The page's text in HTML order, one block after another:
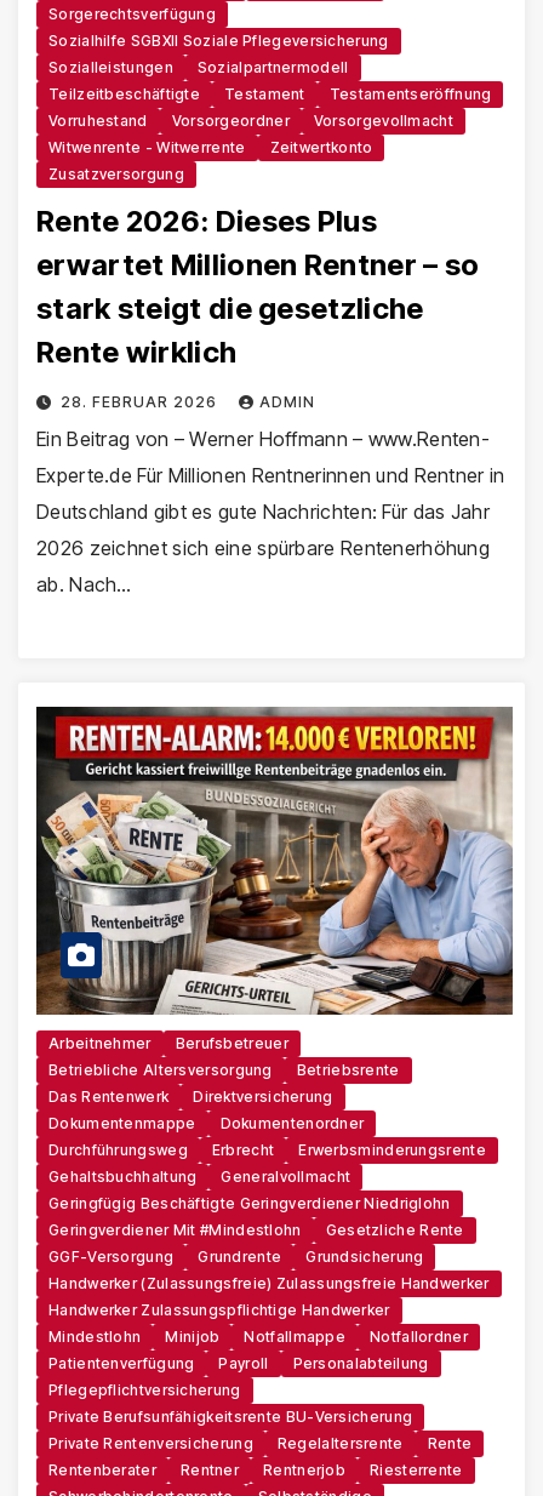
Sorgerechtsverfügung
Sozialhilfe SGBXII Soziale Pflegeversicherung
Sozialleistungen
Sozialpartnermodell
Teilzeitbeschäftigte
Testament
Testamentseröffnung
Vorruhestand
Vorsorgeordner
Vorsorgevollmacht
Witwenrente - Witwerrente
Zeitwertkonto
Zusatzversorgung
Rente 2026: Dieses Plus
erwartet Millionen Rentner – so
stark steigt die gesetzliche
Rente wirklich
28. FEBRUAR 2026 ADMIN
Ein Beitrag von – Werner Hoffmann – www.Renten-
Experte.de Für Millionen Rentnerinnen und Rentner in
Deutschland gibt es gute Nachrichten: Für das Jahr
2026 zeichnet sich eine spürbare Rentenerhöhung
ab. Nach…
Arbeitnehmer
Berufsbetreuer
Betriebliche Altersversorgung
Betriebsrente
Das Rentenwerk
Direktversicherung
Dokumentenmappe
Dokumentenordner
Durchführungsweg
Erbrecht
Erwerbsminderungsrente
Gehaltsbuchhaltung
Generalvollmacht
Geringfügig Beschäftigte Geringverdiener Niedriglohn
Geringverdiener Mit #Mindestlohn
Gesetzliche Rente
GGF-Versorgung
Grundrente
Grundsicherung
Handwerker (zulassungsfreie) Zulassungsfreie Handwerker
Handwerker Zulassungspflichtige Handwerker
Mindestlohn
Minijob Notfallmappe
Notfallordner
Patientenverfügung
Payroll
Personalabteilung
Pflegepflichtversicherung
Private Berufsunfähigkeitsrente BU-Versicherung
Private Rentenversicherung
Regelaltersrente
Rente
Rentenberater
Rentner Rentnerjob
Riesterrente